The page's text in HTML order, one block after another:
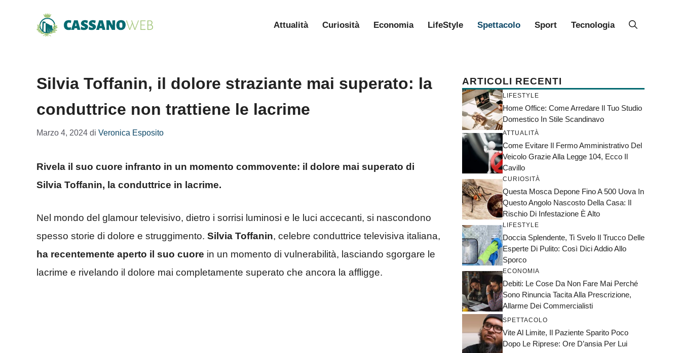
Attualità Curiosità Economia LifeStyle Spettacolo Sport Tecnologia
Silvia Toffanin, il dolore straziante mai superato: la
conduttrice non trattiene le lacrime
Marzo 4, 2024 di Veronica Esposito
Rivela il suo cuore infranto in un momento commovente: il dolore mai superato di
Silvia Toffanin, la conduttrice in lacrime.
Nel mondo del glamour televisivo, dietro i sorrisi luminosi e le luci accecanti, si nascondono
spesso storie di dolore e struggimento. Silvia Toffanin, celebre conduttrice televisiva italiana,
ha recentemente aperto il suo cuore in un momento di vulnerabilità, lasciando sgorgare le
lacrime e rivelando il dolore mai completamente superato che ancora la affligge.
ARTICOLI RECENTI
LIFESTYLE
Home Office: Come Arredare Il Tuo Studio
Domestico In Stile Scandinavo
ATTUALITÀ
Come Evitare Il Fermo Amministrativo Del
Veicolo Grazie Alla Legge 104, Ecco Il
Cavillo
CURIOSITÀ
Questa Mosca Depone Fino A 500 Uova In
Questo Angolo Nascosto Della Casa: Il
Rischio Di Infestazione È Alto
LIFESTYLE
Doccia Splendente, Ti Svelo Il Trucco Delle
Esperte Di Pulito: Così Dici Addio Allo
Sporco
ECONOMIA
Debiti: Le Cose Da Non Fare Mai Perché
Sono Rinuncia Tacita Alla Prescrizione,
Allarme Dei Commercialisti
SPETTACOLO
Vite Al Limite, Il Paziente Sparito Poco
Dopo Le Riprese: Ore D’ansia Per Lui